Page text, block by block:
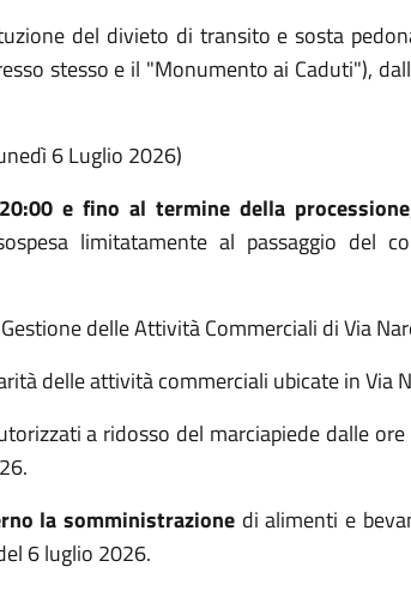
del divieto di transito e sosta
stesso e il "Monumento ai Caduti"),
6 Luglio 2026)
e fino al termine della processione
limitatamente al passaggio del
delle Attività Commerciali di Via
delle attività commerciali ubicate in Via
a ridosso del marciapiede dalle
.
la somministrazione di alimenti e
6 luglio 2026.